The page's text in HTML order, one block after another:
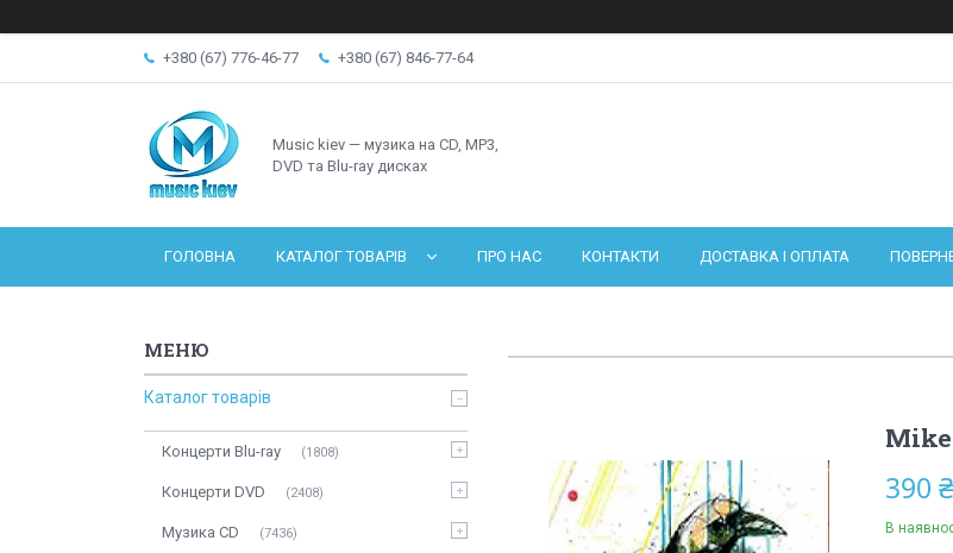
+380 (67) 776-46-77 +380 (67) 846-77-64
Music kiev — музика на CD, MP3,
DVD та Blu-ray дисках
ГОЛОВНА КАТАЛОГ ТОВАРІВ ПРО НАС КОНТАКТИ ДОСТАВКА І ОПЛАТА
Mike
390 ₴
В
Каталог товарів
Концерти Blu-ray 1808
Концерти DVD 2408
Музика CD 7436